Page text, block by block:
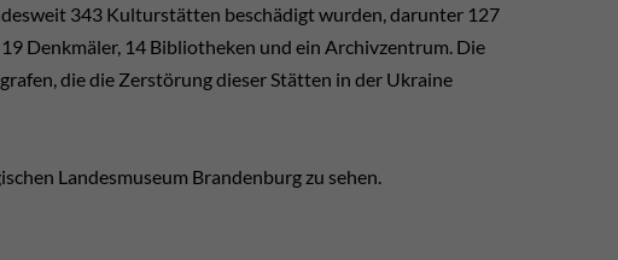
343 Kulturstätten beschädigt wurden, darunter 127
Denkmäler, 14 Bibliotheken und ein Archivzentrum. Die
die die Zerstörung dieser Stätten in der Ukraine
Landesmuseum Brandenburg zu sehen.